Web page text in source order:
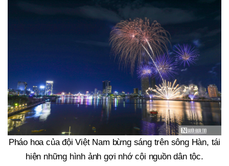
Pháo hoa của đội Việt Nam bừng sáng trên sông Hàn, tái
hiện những hình ảnh gợi nhớ cội nguồn dân tộc.